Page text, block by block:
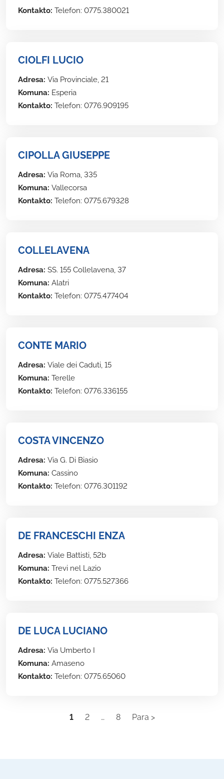
Kontakto: Telefon: 0775.380021
CIOLFI LUCIO
Adresa: Via Provinciale, 21
Komuna: Esperia
Kontakto: Telefon: 0776.909195
CIPOLLA GIUSEPPE
Adresa: Via Roma, 335
Komuna: Vallecorsa
Kontakto: Telefon: 0775.679328
COLLELAVENA
Adresa: SS. 155 Collelavena, 37
Komuna: Alatri
Kontakto: Telefon: 0775.477404
CONTE MARIO
Adresa: Viale dei Caduti, 15
Komuna: Terelle
Kontakto: Telefon: 0776.336155
COSTA VINCENZO
Adresa: Via G. Di Biasio
Komuna: Cassino
Kontakto: Telefon: 0776.301192
DE FRANCESCHI ENZA
Adresa: Viale Battisti, 52b
Komuna: Trevi nel Lazio
Kontakto: Telefon: 0775.527366
DE LUCA LUCIANO
Adresa: Via Umberto I
Komuna: Amaseno
Kontakto: Telefon: 0775.65060
1 2 … 8 Para >